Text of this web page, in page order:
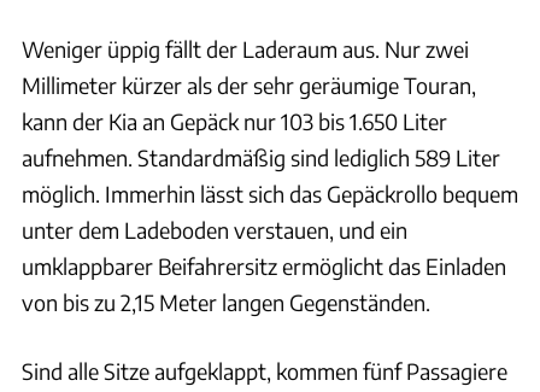
Weniger üppig fällt der Laderaum aus. Nur zwei
Millimeter kürzer als der sehr geräumige Touran,
kann der Kia an Gepäck nur 103 bis 1.650 Liter
aufnehmen. Standardmäßig sind lediglich 589 Liter
möglich. Immerhin lässt sich das Gepäckrollo bequem
unter dem Ladeboden verstauen, und ein
umklappbarer Beifahrersitz ermöglicht das Einladen
von bis zu 2,15 Meter langen Gegenständen.
Sind alle Sitze aufgeklappt, kommen fünf Passagiere